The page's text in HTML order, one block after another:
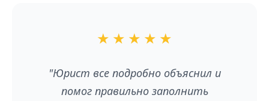
★ ★ ★ ★ ★
"Юрист все подробно объяснил и
помог правильно заполнить